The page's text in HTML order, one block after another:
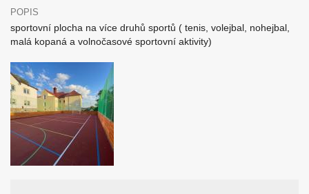
POPIS
sportovní plocha na více druhů sportů ( tenis, volejbal, nohejbal,
malá kopaná a volnočasové sportovní aktivity)